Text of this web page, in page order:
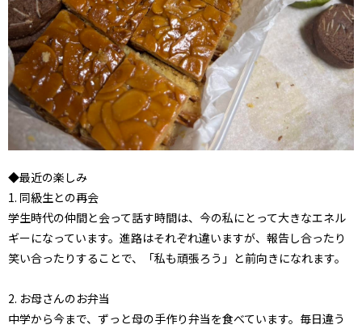
◆最近の楽しみ
1. 同級生との再会
学生時代の仲間と会って話す時間は、今の私にとって大きなエネル
ギーになっています。進路はそれぞれ違いますが、報告し合ったり
笑い合ったりすることで、「私も頑張ろう」と前向きになれます。
2. お母さんのお弁当
中学から今まで、ずっと母の手作り弁当を食べています。毎日違う